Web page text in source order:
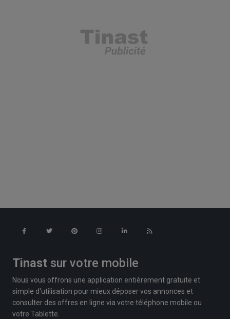
Tinast sur votre mobile
Nous vous offrons une application entièrement gratuite et
simple d'utilisation pour mieux déposer vos annonces et
consulter des offres en ligne via votre téléphone mobile ou
votre Tablette.